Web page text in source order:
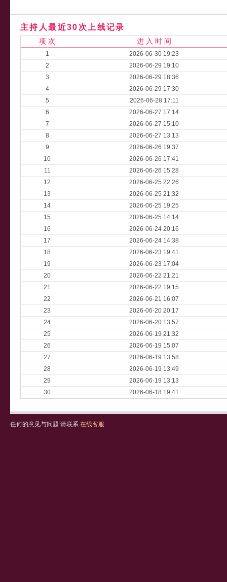
主持人最近30次上线记录
项 次 进 入 时 间
1
2026-06-30 19:23
2
2026-06-29 19:10
3
2026-06-29 18:36
4
2026-06-29 17:30
5
2026-06-28 17:11
6
2026-06-27 17:14
7
2026-06-27 15:10
8
2026-06-27 13:13
9
2026-06-26 19:37
10
2026-06-26 17:41
11
2026-06-26 15:28
12
2026-06-25 22:26
13
2026-06-25 21:32
14
2026-06-25 19:25
15
2026-06-25 14:14
16
2026-06-24 20:16
17
2026-06-24 14:38
18
2026-06-23 19:41
19
2026-06-23 17:04
20
2026-06-22 21:21
21
2026-06-22 19:15
22
2026-06-21 16:07
23
2026-06-20 20:17
24
2026-06-20 13:57
25
2026-06-19 21:32
26
2026-06-19 15:07
27
2026-06-19 13:58
28
2026-06-19 13:49
29
2026-06-19 13:13
30
2026-06-18 19:41
任何的意见与问题 请联系 在线客服